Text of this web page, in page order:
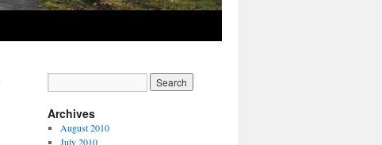
Archives
August 2010
July 2010